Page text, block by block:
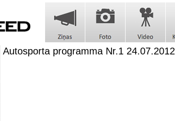
Autosporta programma Nr.1 24.07.2012